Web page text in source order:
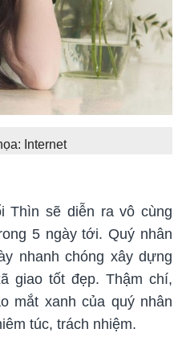
Internet
Thìn sẽ diễn ra vô cùng
5 ngày tới. Quý nhân
nhanh chóng xây dựng
giao tốt đẹp. Thậm chí,
mắt xanh của quý nhân
túc, trách nhiệm.